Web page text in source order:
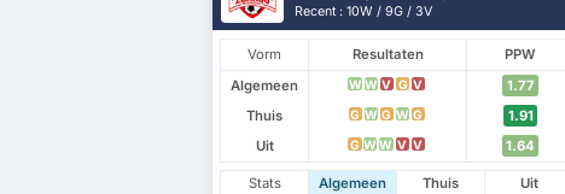
Recent : 10W / 9G / 3V
Vorm Resultaten
PPW
Algemeen
W W V G V
1.77
Thuis
G W G W G
1.91
Uit
G W W V V 1.64
Stats Algemeen Thuis
Uit